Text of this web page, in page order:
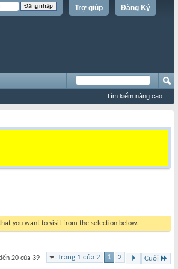
Đăng Ký
Trợ giúp
Tìm kiếm nâng cao
you want to visit from the selection below.
Trang 1 của 2 1 2 Cuối
20 của 39